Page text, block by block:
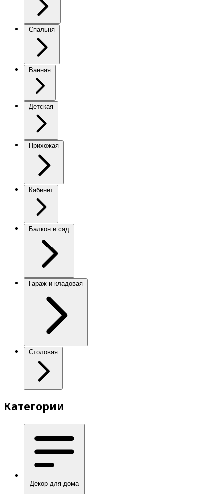
Спальня
Ванная
Детская
Прихожая
Кабинет
Балкон и сад
Гараж и кладовая
Столовая
Категории
Декор для дома